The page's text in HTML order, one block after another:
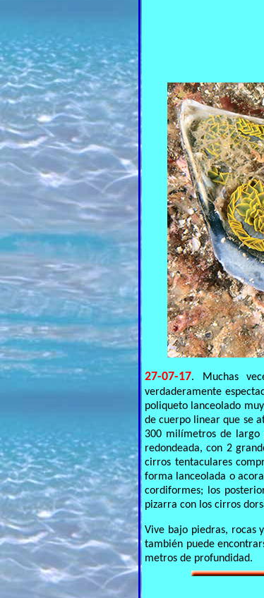
27-07-17. Muchas
verdaderamente
poliqueto lanceolado
de cuerpo linear que se
300 milímetros de largo
redondeada, con 2
cirros tentaculares
forma lanceolada o
cordiformes; los
pizarra con los cirros
Vive bajo piedras, rocas
también puede
metros de profundidad.